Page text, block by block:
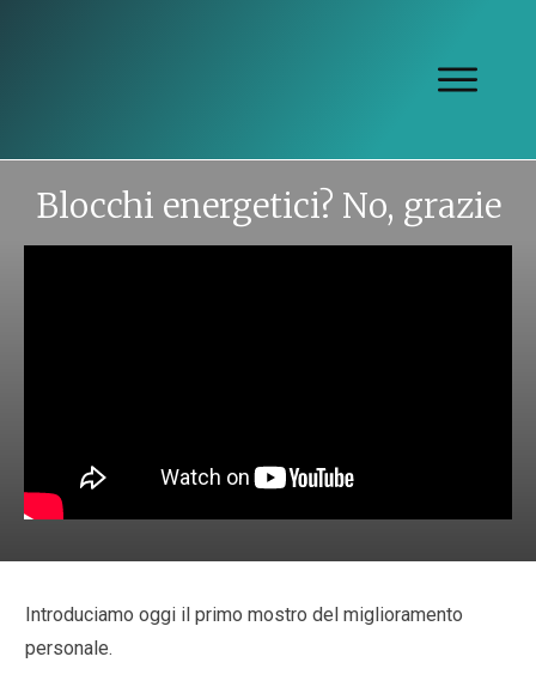
Blocchi energetici? No, grazie
Introduciamo oggi il primo mostro del miglioramento
personale.